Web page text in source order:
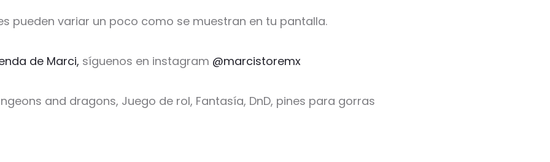
pueden variar un poco como se muestran en tu pantalla.
de Marci, síguenos en instagram @marcistoremx
and dragons, Juego de rol, Fantasía, DnD, pines para gorras